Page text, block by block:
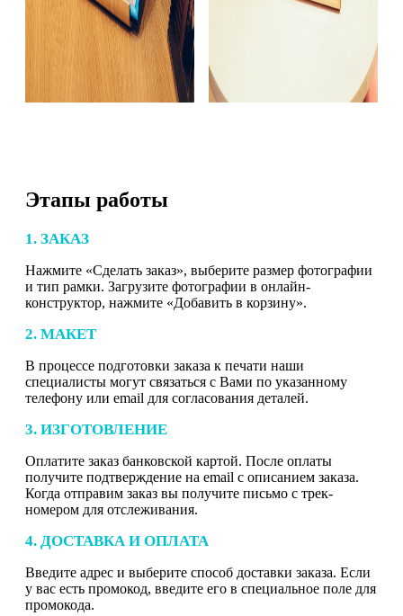
Этапы работы
1. ЗАКАЗ
Нажмите «Сделать заказ», выберите размер фотографии
и тип рамки. Загрузите фотографии в онлайн-
конструктор, нажмите «Добавить в корзину».
2. МАКЕТ
В процессе подготовки заказа к печати наши
специалисты могут связаться с Вами по указанному
телефону или email для согласования деталей.
3. ИЗГОТОВЛЕНИЕ
Оплатите заказ банковской картой. После оплаты
получите подтверждение на email с описанием заказа.
Когда отправим заказ вы получите письмо с трек-
номером для отслеживания.
4. ДОСТАВКА И ОПЛАТА
Введите адрес и выберите способ доставки заказа. Если
у вас есть промокод, введите его в специальное поле для
промокода.